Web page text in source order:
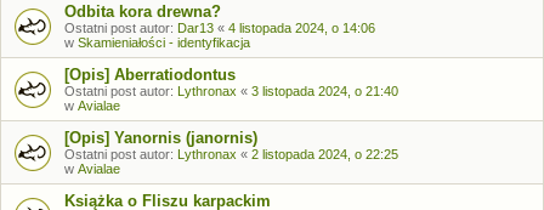
Odbita kora drewna?
Ostatni post autor: Dar13 « 4 listopada 2024, o 14:06
w Skamieniałości - identyfikacja
[Opis] Aberratiodontus
Ostatni post autor: Lythronax « 3 listopada 2024, o 21:40
w Avialae
[Opis] Yanornis (janornis)
Ostatni post autor: Lythronax « 2 listopada 2024, o 22:25
w Avialae
Książka o Fliszu karpackim